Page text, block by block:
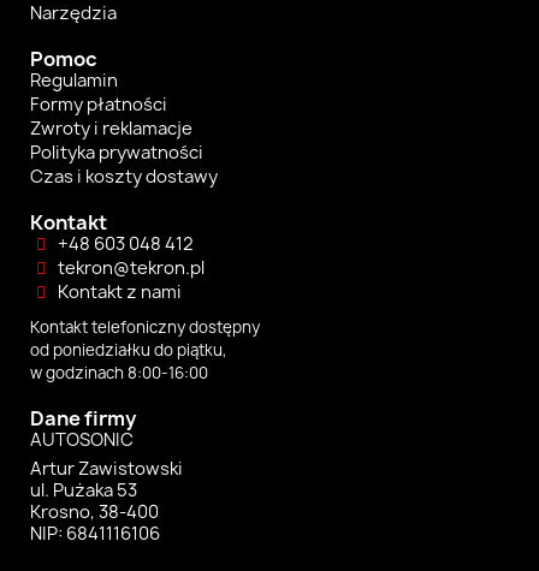
Narzędzia
Pomoc
Regulamin
Formy płatności
Zwroty i reklamacje
Polityka prywatności
Czas i koszty dostawy
Kontakt
+48 603 048 412
tekron@tekron.pl
Kontakt z nami
Kontakt telefoniczny dostępny
od poniedziałku do piątku,
w godzinach 8:00-16:00
Dane firmy
AUTOSONIC
Artur Zawistowski
ul. Pużaka 53
Krosno, 38-400
NIP: 6841116106